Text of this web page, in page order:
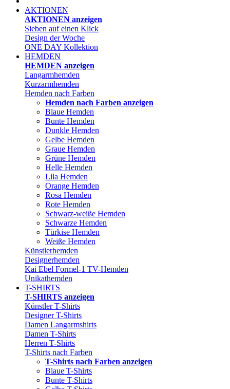
AKTIONEN
AKTIONEN anzeigen
Sieben auf einen Klick
Design der Woche
ONE DAY Kollektion
HEMDEN
HEMDEN anzeigen
Langarmhemden
Kurzarmhemden
Hemden nach Farben
Hemden nach Farben anzeigen
Blaue Hemden
Bunte Hemden
Dunkle Hemden
Gelbe Hemden
Graue Hemden
Grüne Hemden
Helle Hemden
Lila Hemden
Orange Hemden
Rosa Hemden
Rote Hemden
Schwarz-weiße Hemden
Schwarze Hemden
Türkise Hemden
Weiße Hemden
Künstlerhemden
Designerhemden
Kai Ebel Formel-1 TV-Hemden
Unikathemden
T-SHIRTS
T-SHIRTS anzeigen
Künstler T-Shirts
Designer T-Shirts
Damen Langarmshirts
Damen T-Shirts
Herren T-Shirts
T-Shirts nach Farben
T-Shirts nach Farben anzeigen
Blaue T-Shirts
Bunte T-Shirts